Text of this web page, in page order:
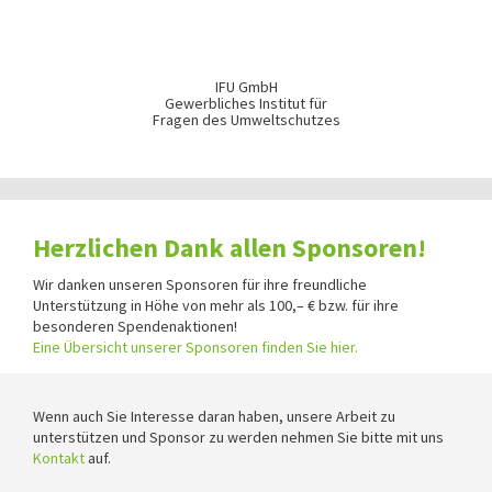
IFU GmbH
Gewerbliches Institut für
Fragen des Umweltschutzes
Herzlichen Dank allen Sponsoren!
Wir danken unseren Sponsoren für ihre freundliche
Unterstützung in Höhe von mehr als 100,– € bzw. für ihre
besonderen Spendenaktionen!
Eine Übersicht unserer Sponsoren finden Sie hier.
Wenn auch Sie Interesse daran haben, unsere Arbeit zu
unterstützen und Sponsor zu werden nehmen Sie bitte mit uns
Kontakt auf.